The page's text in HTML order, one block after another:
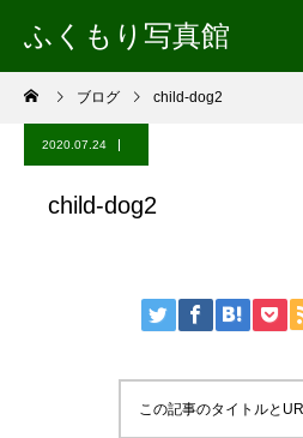
ふくもり写真館
ブログ child-dog2
2020.07.24
child-dog2
この記事のタイトルと